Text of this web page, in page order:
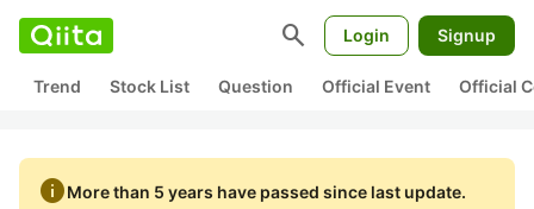
search Login Signup
Trend Stock List Question Official Event Official
infoMore than 5 years have passed since last update.